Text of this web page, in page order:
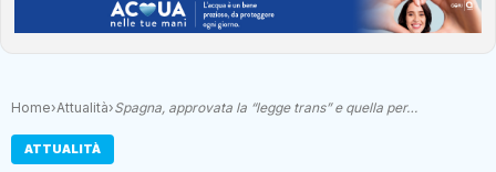
Home›Attualità›Spagna, approvata la “legge trans” e quella per…
ATTUALITÀ